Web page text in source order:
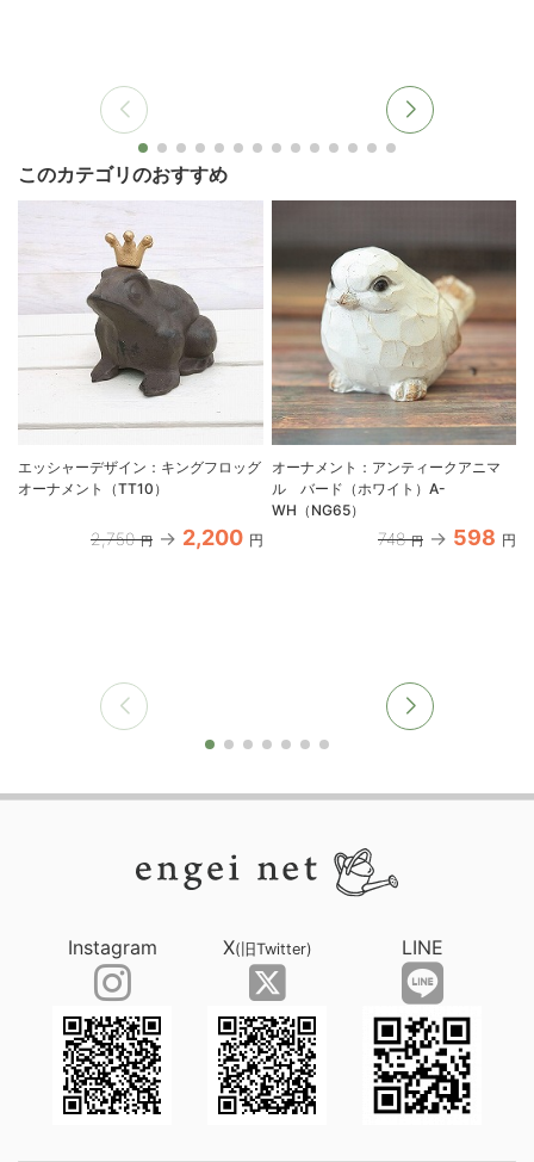
このカテゴリのおすすめ
エッシャーデザイン：キングフロッグ
オーナメント（TT10）
2,750 円 2,200 円
オーナメント：アンティークアニマ
ル バード（ホワイト）A-
WH（NG65）
748 円 598 円
Instagram X(旧Twitter) LINE